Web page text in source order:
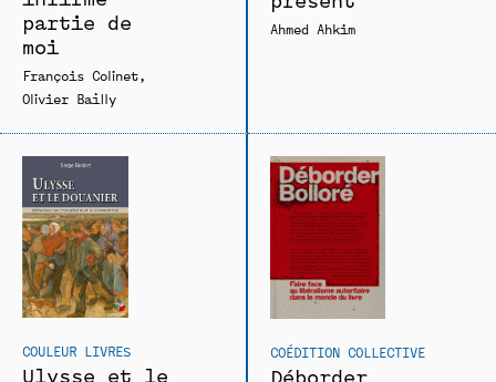
partie de
moi
François Colinet
Olivier Bailly
Ahmed Ahkim
COULEUR LIVRES
Ulysse et le
COÉDITION COLLECTIVE
Déborder